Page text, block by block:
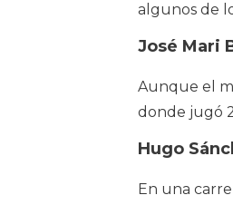
algunos de
José Mari
Aunque el
donde jugó
Hugo
En una